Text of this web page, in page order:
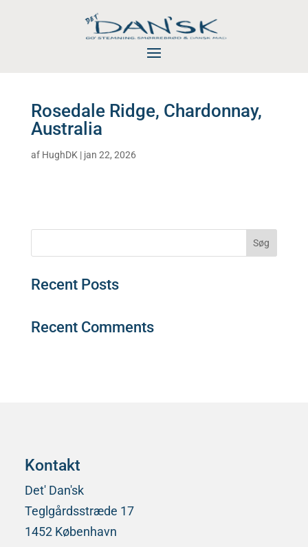
Rosedale Ridge, Chardonnay,
Australia
af HughDK| jan 22, 2026
Søg
Recent Posts
Recent Comments
Kontakt
Det' Dan'sk
Teglgårdsstræde 17
1452 København